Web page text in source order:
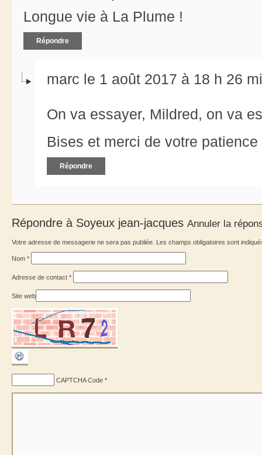
Longue vie à La Plume !
Répondre
marc le 1 août 2017 à 18 h 26
On va essayer, Mildred, on va
Bises et merci de votre
Répondre
Répondre à Soyeux jean-jacques Annuler la
Votre adresse de messagerie ne sera pas publiée. Les champs obligatoires sont
Nom *
Adresse de contact *
Site web
CAPTCHA Code *